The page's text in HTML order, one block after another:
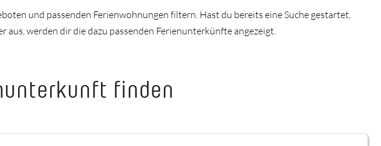
und passenden Ferienwohnungen filtern. Hast du bereits eine Suche gestartet,
werden dir die dazu passenden Ferienunterkünfte angezeigt.
finden